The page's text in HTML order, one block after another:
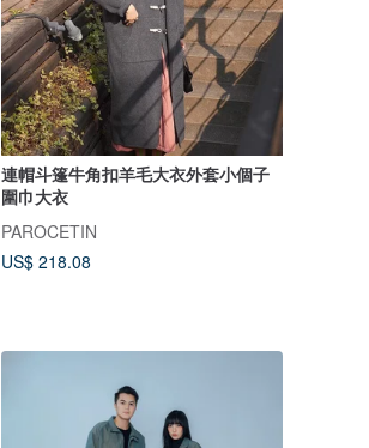
連帽斗篷牛角扣羊毛大衣外套小個子
圍巾大衣
PAROCETIN
US$ 218.08